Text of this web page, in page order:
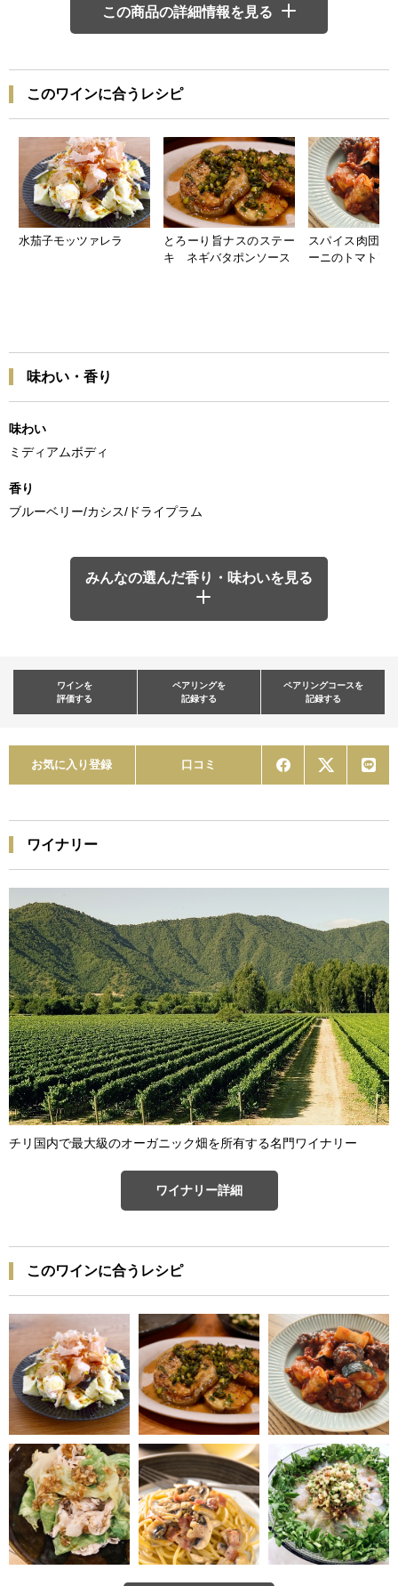
この商品の詳細情報を見る
このワインに合うレシピ
水茄子モッツァレラ
とろーり旨ナスのステー
キ ネギバタポンソース
スパイス肉団子
ーニのトマトソ
味わい・香り
味わい
ミディアムボディ
香り
ブルーベリー/カシス/ドライプラム
みんなの選んだ香り・味わいを見る
ワインを
評価する
ペアリングを
記録する
ペアリングコースを
記録する
お気に入り登録 口コミ
ワイナリー
チリ国内で最大級のオーガニック畑を所有する名門ワイナリー
ワイナリー詳細
このワインに合うレシピ